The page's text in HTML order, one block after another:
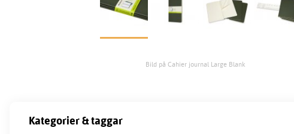
Bild på Cahier journal Large Blank
Kategorier & taggar